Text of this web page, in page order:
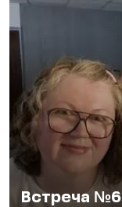
Встреча №6